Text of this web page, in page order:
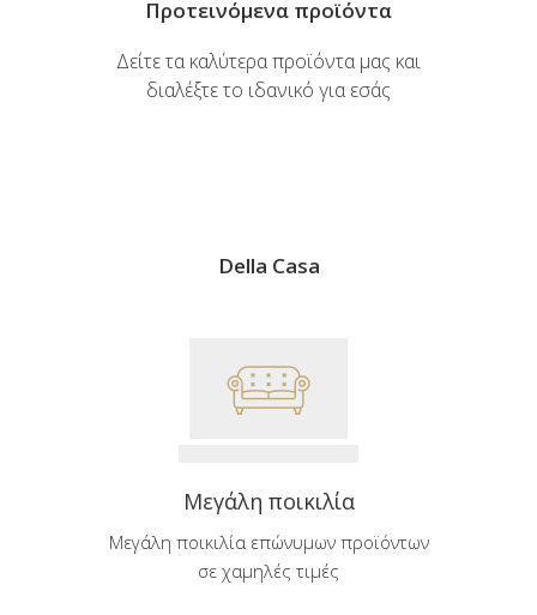
Προτεινόμενα προϊόντα
Δείτε τα καλύτερα προϊόντα μας και
διαλέξτε το ιδανικό για εσάς
Della Casa
Μεγάλη ποικιλία
Μεγάλη ποικιλία επώνυμων προϊόντων
σε χαμηλές τιμές